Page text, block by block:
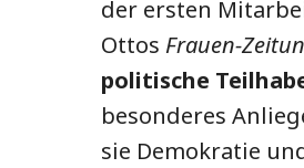
der ersten
Ottos Frauen-
politische
besonderes
sie Demokratie